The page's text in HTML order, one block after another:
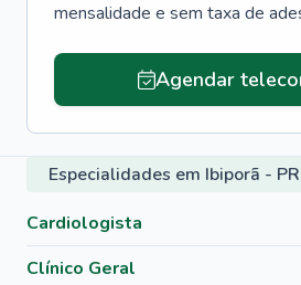
mensalidade e sem taxa de
Agendar
Especialidades em Ibiporã - PR
Cardiologista
Clínico Geral